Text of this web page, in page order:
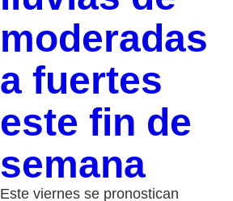
moderadas
a fuertes
este fin de
semana
Este viernes se pronostican